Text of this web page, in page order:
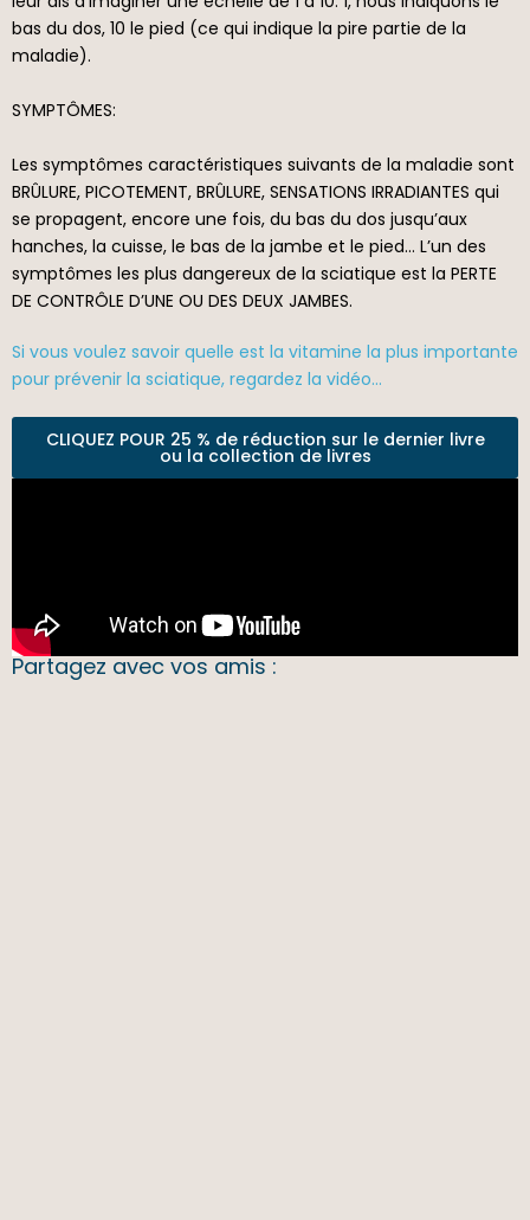
bas du dos, 10 le pied (ce qui indique la pire partie de la
maladie).
SYMPTÔMES:
Les symptômes caractéristiques suivants de la maladie sont
BRÛLURE, PICOTEMENT, BRÛLURE, SENSATIONS IRRADIANTES qui
se propagent, encore une fois, du bas du dos jusqu’aux
hanches, la cuisse, le bas de la jambe et le pied… L’un des
symptômes les plus dangereux de la sciatique est la PERTE
DE CONTRÔLE D’UNE OU DES DEUX JAMBES.
Si vous voulez savoir quelle est la vitamine la plus importante
pour prévenir la sciatique, regardez la vidéo…
CLIQUEZ POUR 25 % de réduction sur le dernier livre
ou la collection de livres
Partagez avec vos amis :